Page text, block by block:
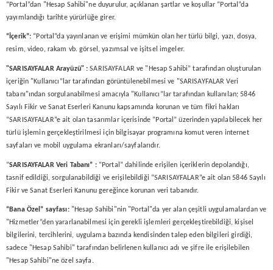
“Portal”dan "Hesap Sahibi"ne duyurulur, açıklanan şartlar ve koşullar “Portal”da
yayımlandığı tarihte yürürlüğe girer.
“İçerik”: “Portal”da yayınlanan ve erişimi mümkün olan her türlü bilgi, yazı, dosya,
resim, video, rakam vb. görsel, yazımsal ve işitsel imgeler.
"SARISAYFALARArayüzü" : SARISAYFALAR ve "Hesap Sahibi” tarafından oluşturulan
içeriğin "Kullanıcı”lar tarafından görüntülenebilmesi ve "SARISAYFALAR Veri
tabanı"ından sorgulanabilmesi amacıyla "Kullanıcı”lar tarafından kullanılan; 5846
Sayılı Fikir ve Sanat Eserleri Kanunu kapsamında korunan ve tüm fikri hakları
“SARISAYFALAR”e ait olan tasarımlar içerisinde “Portal” üzerinden yapılabilecek her
türlü işlemin gerçekleştirilmesi için bilgisayar programına komut veren internet
sayfaları ve mobil uygulama ekranları/sayfalarıdır.
“SARISAYFALARVeri Tabanı” : “Portal” dahilinde erişilen içeriklerin depolandığı,
tasnif edildiği, sorgulanabildiği ve erişilebildiği “SARISAYFALAR”e ait olan 5846 Sayılı
Fikir ve Sanat Eserleri Kanunu gereğince korunan veri tabanıdır.
“Bana Özel” sayfası: "Hesap Sahibi"nin "Portal"da yer alan çeşitli uygulamalardan ve
"Hizmetler”den yararlanabilmesi için gerekli işlemleri gerçekleştirebildiği, kişisel
bilgilerini, tercihlerini, uygulama bazında kendisinden talep eden bilgileri girdiği,
sadece "Hesap Sahibi" tarafından belirlenen kullanıcı adı ve şifre ile erişilebilen
"Hesap Sahibi"ne özel sayfa.